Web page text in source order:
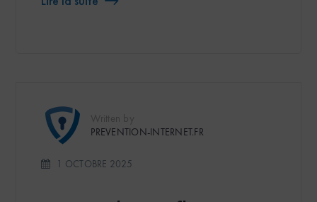
PREVENTION-INTERNET.FR
1 OCTOBRE 2025